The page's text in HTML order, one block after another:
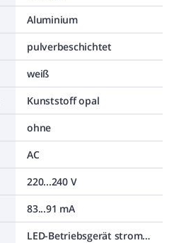
Aluminium
pulverbeschichtet
weiß
Kunststoff opal
ohne
AC
220...240 V
83...91 mA
LED-Betriebsgerät stromgesteuert